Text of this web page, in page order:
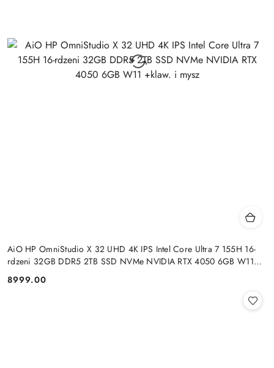
AiO HP OmniStudio X 32 UHD 4K IPS Intel Core Ultra 7 155H 16-
rdzeni 32GB DDR5 2TB SSD NVMe NVIDIA RTX 4050 6GB W11
Cena:
8999.00